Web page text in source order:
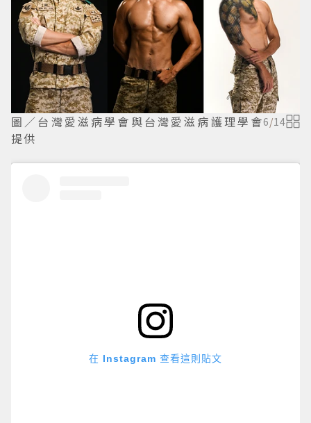
圖／台灣愛滋病學會與台灣愛滋病護理學會
提供
6/14
在 Instagram 查看這則貼文